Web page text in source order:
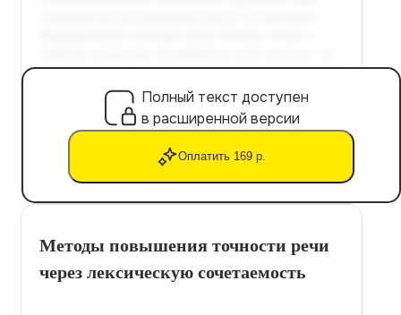
Полный текст доступен
в расширенной версии
Оплатить 169 р.
Методы повышения точности речи
через лексическую сочетаемость